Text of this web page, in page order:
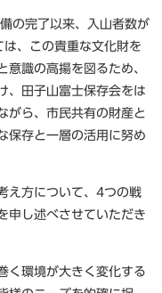
の完了以来、入山者数が
、この貴重な文化財を
識の高揚を図るため、
、田子山富士保存会をは
がら、市民共有の財産と
保存と一層の活用に努め
え方について、4つの戦
申し述べさせていただき
く環境が大きく変化する